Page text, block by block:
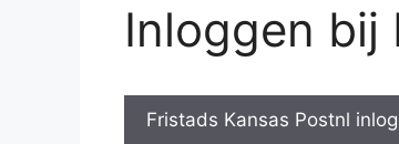
Inloggen bij
Fristads Kansas Postnl